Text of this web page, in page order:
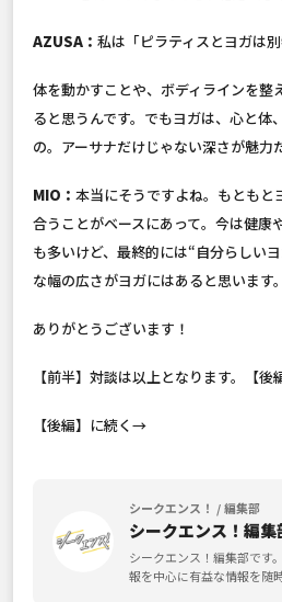
AZUSA： 私は「ピラティスとヨガは別
体を動かすことや、ボディラインを整
ると思うんです。でもヨガは、心と体
の。アーサナだけじゃない深さが魅力
MIO： 本当にそうですよね。もともと
合うことがベースにあって。今は健康
も多いけど、最終的には“自分らしい
な幅の広さがヨガにはあると思います。
ありがとうございます！
【前半】対談は以上となります。【
【後編】に続く→
シークエンス！ / 編集部
シークエンス！編集
シークエンス！編集部です
報を中心に有益な情報を随